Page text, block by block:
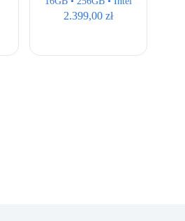
UHD • 15,6 ” Full
2.399,00 zł